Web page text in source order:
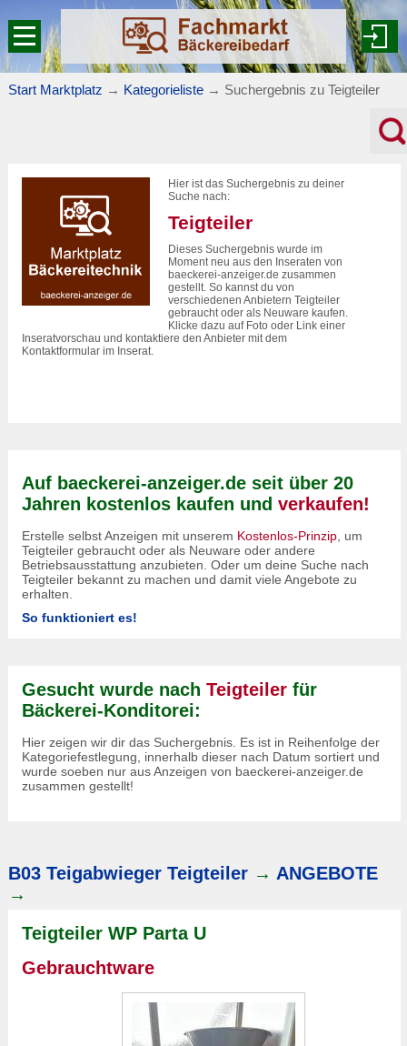
Start Marktplatz → Kategorieliste → Suchergebnis zu Teigteiler
Hier ist das Suchergebnis zu deiner
Suche nach:
Teigteiler
Dieses Suchergebnis wurde im
Moment neu aus den Inseraten von
baeckerei-anzeiger.de zusammen
gestellt. So kannst du von
verschiedenen Anbietern Teigteiler
gebraucht oder als Neuware kaufen.
Klicke dazu auf Foto oder Link einer
Inseratvorschau und kontaktiere den Anbieter mit dem
Kontaktformular im Inserat.
Auf baeckerei-anzeiger.de seit über 20
Jahren kostenlos kaufen und verkaufen!
Erstelle selbst Anzeigen mit unserem Kostenlos-Prinzip , um
Teigteiler gebraucht oder als Neuware oder andere
Betriebsausstattung anzubieten. Oder um deine Suche nach
Teigteiler bekannt zu machen und damit viele Angebote zu
erhalten.
So funktioniert es!
Gesucht wurde nach Teigteiler für
Bäckerei-Konditorei:
Hier zeigen wir dir das Suchergebnis. Es ist in Reihenfolge der
Kategoriefestlegung, innerhalb dieser nach Datum sortiert und
wurde soeben nur aus Anzeigen von baeckerei-anzeiger.de
zusammen gestellt!
B03 Teigabwieger Teigteiler → ANGEBOTE
→
Teigteiler WP Parta U
Gebrauchtware